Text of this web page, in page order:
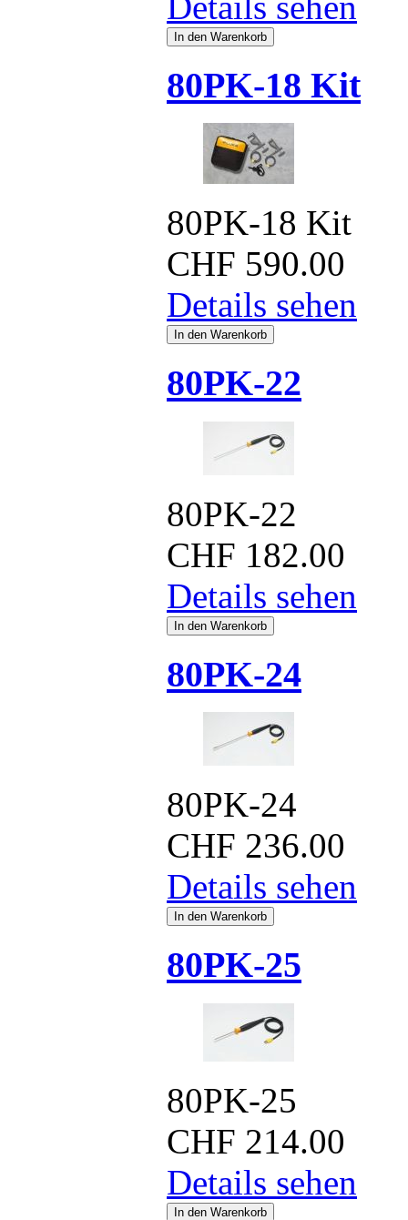
80PK-18 Kit
80PK-18 Kit
CHF 590.00
Details sehen
80PK-22
80PK-22
CHF 182.00
Details sehen
80PK-24
80PK-24
CHF 236.00
Details sehen
80PK-25
80PK-25
CHF 214.00
Details sehen